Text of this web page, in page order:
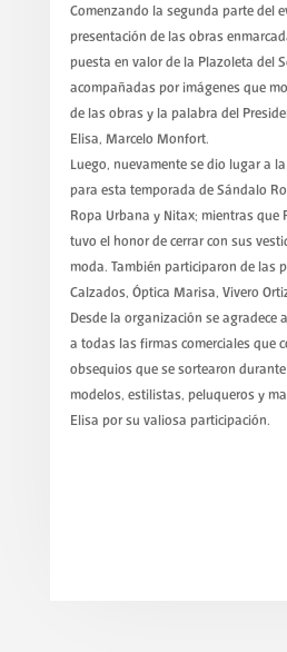
Comenzando la segunda parte del
presentación de las obras
puesta en valor de la Plazoleta del
acompañadas por imágenes que
de las obras y la palabra del
Elisa, Marcelo Monfort.
Luego, nuevamente se dio lugar a
para esta temporada de Sándalo
Ropa Urbana y Nitax; mientras que
tuvo el honor de cerrar con sus
moda. También participaron de las
Calzados, Óptica Marisa, Vivero
Desde la organización se agradece
a todas las firmas comerciales que
obsequios que se sortearon
modelos, estilistas, peluqueros y
Elisa por su valiosa participación.